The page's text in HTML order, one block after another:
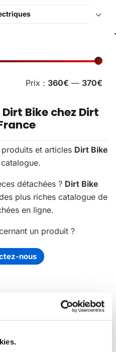
Prix : 360€ — 370€
Bike chez Dirt
produits et articles Dirt Bike
détachées ? Dirt Bike
plus riches catalogue de
en ligne.
un produit ?
nous
Dirt Bike France